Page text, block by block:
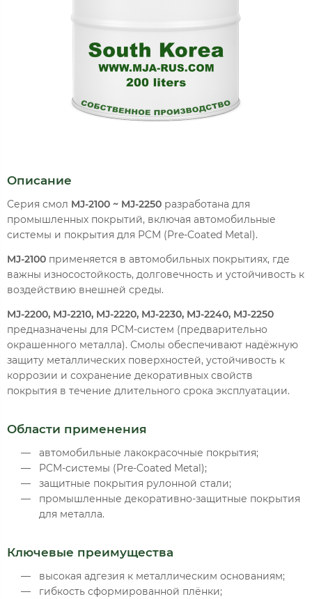
Описание
Серия смол MJ-2100 ~ MJ-2250 разработана для
промышленных покрытий, включая автомобильные
системы и покрытия для PCM (Pre-Coated Metal).
MJ-2100 применяется в автомобильных покрытиях, где
важны износостойкость, долговечность и устойчивость к
воздействию внешней среды.
MJ-2200, MJ-2210, MJ-2220, MJ-2230, MJ-2240, MJ-2250
предназначены для PCM-систем (предварительно
окрашенного металла). Смолы обеспечивают надёжную
защиту металлических поверхностей, устойчивость к
коррозии и сохранение декоративных свойств
покрытия в течение длительного срока эксплуатации.
Области применения
автомобильные лакокрасочные покрытия;
PCM-системы (Pre-Coated Metal);
защитные покрытия рулонной стали;
промышленные декоративно-защитные покрытия
для металла.
Ключевые преимущества
высокая адгезия к металлическим основаниям;
гибкость сформированной плёнки;